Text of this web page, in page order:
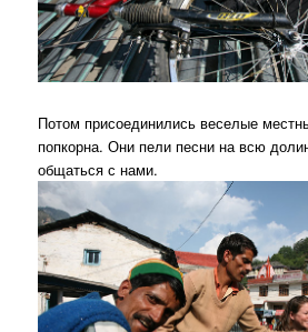
Потом присоединились веселые
попкорна. Они пели песни на всю
общаться с нами.